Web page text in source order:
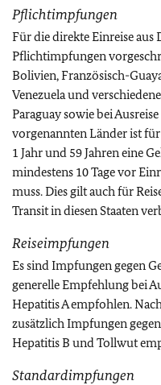
Pflichtimpfungen
Für die direkte Einreise aus
Pflichtimpfungen
Bolivien, Französisch-
Venezuela und
Paraguay sowie bei
vorgenannten Länder ist
1 Jahr und 59 Jahren eine
mindestens 10 Tage vor
muss. Dies gilt auch für
Transit in diesen Staaten
Reiseimpfungen
Es sind Impfungen gegen
generelle Empfehlung bei
Hepatitis A empfohlen.
zusätzlich Impfungen
Hepatitis B und Tollwut
Standardimpfungen